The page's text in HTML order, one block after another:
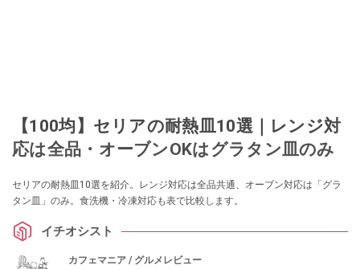
【100均】セリアの耐熱皿10選｜レンジ対
応は全品・オーブンOKはグラタン皿のみ
セリアの耐熱皿10選を紹介。レンジ対応は全品共通、オーブン対応は「グラ
タン皿」のみ。食洗機・冷凍対応も表で比較します。
イチオシスト
カフェマニア / グルメレビュー